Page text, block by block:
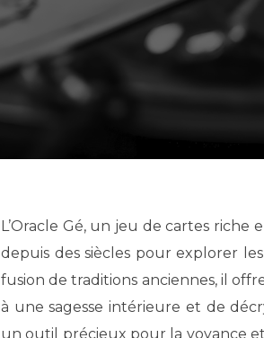
L’Oracle Gé, un jeu de cartes riche en symboles et en significations, est un outil de divination utilisé
depuis des siècles pour explorer
fusion de traditions anciennes, il
à une sagesse intérieure et de
un outil précieux pour la voyance